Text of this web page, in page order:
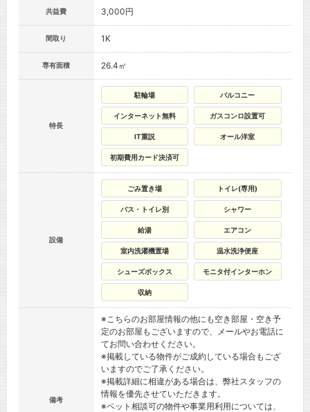
共益費 3,000円
間取り 1K
専有面積 26.4㎡
特長
駐輪場 バルコニー
インターネット無料 ガスコンロ設置可
IT重説 オール洋室
初期費用カード決済可
設備
ごみ置き場 トイレ(専用)
バス・トイレ別 シャワー
給湯 エアコン
室内洗濯機置場 温水洗浄便座
シューズボックス モニタ付インターホン
収納
備考
※こちらのお部屋情報の他にも空き部屋・空き予
定のお部屋もございますので、メールやお電話に
てお問い合わせください。
※掲載している物件がご成約している場合もござ
いますのでご了承ください。
※掲載詳細に相違がある場合は、弊社スタッフの
情報を優先させていただきます。
※ペット相談可の物件や事業用利用については、